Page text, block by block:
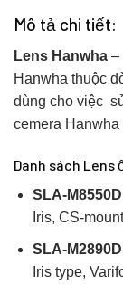
Mô tả chi tiết:
Lens Hanwha –
Hanwha thuộc
dùng cho việc
cemera Hanwha
Danh sách Lens
SLA-M8550D
Iris, CS-mount
SLA-
Iris type,